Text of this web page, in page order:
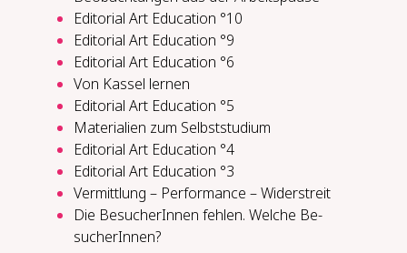
Editorial Art Education °10
Editorial Art Education °9
Editorial Art Education °6
Von Kas­sel ler­nen
Editorial Art Education °5
Materialien zum Selbststudium
Editorial Art Education °4
Editorial Art Education °3
Ver­mitt­lung – Per­for­mance – Wi­der­streit
Die Be­su­che­rIn­nen feh­len. Wel­che Be­
su­che­rIn­nen?